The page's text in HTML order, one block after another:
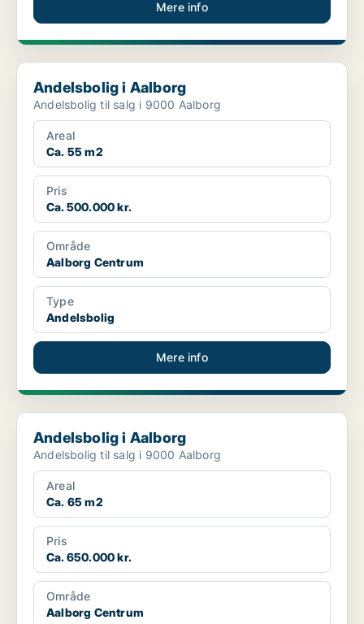
Mere info
Andelsbolig i Aalborg
Andelsbolig i Aalborg
Andelsbolig til salg i 9000 Aalborg
Areal
Ca. 55 m2
Pris
Ca. 500.000 kr.
Område
Aalborg Centrum
Type
Andelsbolig
Mere info
Andelsbolig i Aalborg
Andelsbolig i Aalborg
Andelsbolig til salg i 9000 Aalborg
Areal
Ca. 65 m2
Pris
Ca. 650.000 kr.
Område
Aalborg Centrum